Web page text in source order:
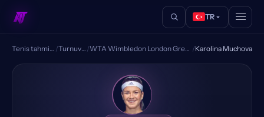
TR
Tenis tahminleri / Turnuvalar / WTA Wimbledon London Great Britain /Karolina Muchova
KM